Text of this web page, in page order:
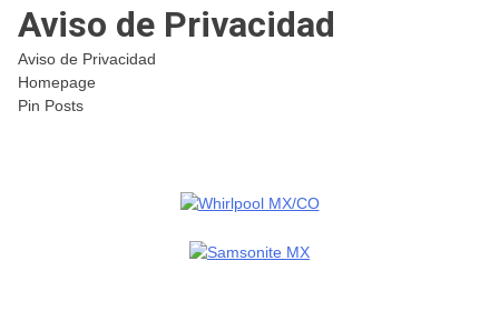
Aviso de Privacidad
Aviso de Privacidad
Homepage
Pin Posts